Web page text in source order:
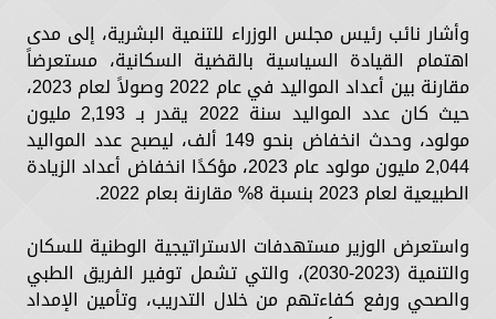
وأشار نائب رئيس مجلس الوزراء للتنمية البشرية، إلى مدى
اهتمام القيادة السياسية بالقضية السكانية، مستعرضاً
مقارنة بين أعداد المواليد في عام 2022 وصولاً لعام 2023،
حيث كان عدد المواليد سنة 2022 يقدر بـ 2,193 مليون
مولود، وحدث انخفاض بنحو 149 ألف، ليصبح عدد المواليد
2,044 مليون مولود عام 2023، مؤكدًا انخفاض أعداد الزيادة
الطبيعية لعام 2023 بنسبة 8% مقارنة بعام 2022.
واستعرض الوزير مستهدفات الاستراتيجية الوطنية للسكان
والتنمية (2023-2030)، والتي تشمل توفير الفريق الطبي
والصحي ورفع كفاءتهم من خلال التدريب، وتأمين الإمداد